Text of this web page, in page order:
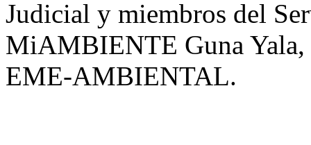
Judicial y miembros del
MiAMBIENTE Guna Yala,
EME-AMBIENTAL.